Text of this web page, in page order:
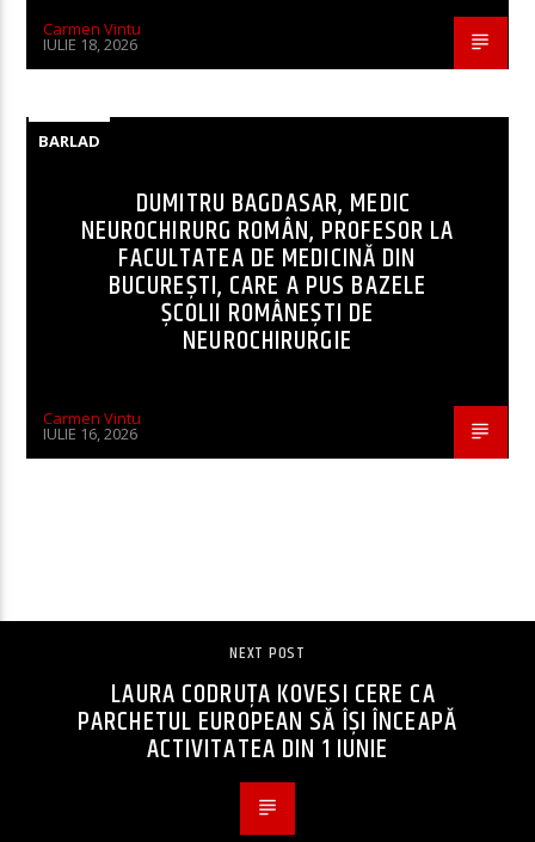
Carmen Vintu
IULIE 18, 2026
BARLAD
DUMITRU BAGDASAR, MEDIC
NEUROCHIRURG ROMÂN, PROFESOR LA
FACULTATEA DE MEDICINĂ DIN
BUCUREȘTI, CARE A PUS BAZELE
ȘCOLII ROMÂNEȘTI DE
NEUROCHIRURGIE
Carmen Vintu
IULIE 16, 2026
NEXT POST
LAURA CODRUȚA KOVESI CERE CA
PARCHETUL EUROPEAN SĂ ÎȘI ÎNCEAPĂ
ACTIVITATEA DIN 1 IUNIE